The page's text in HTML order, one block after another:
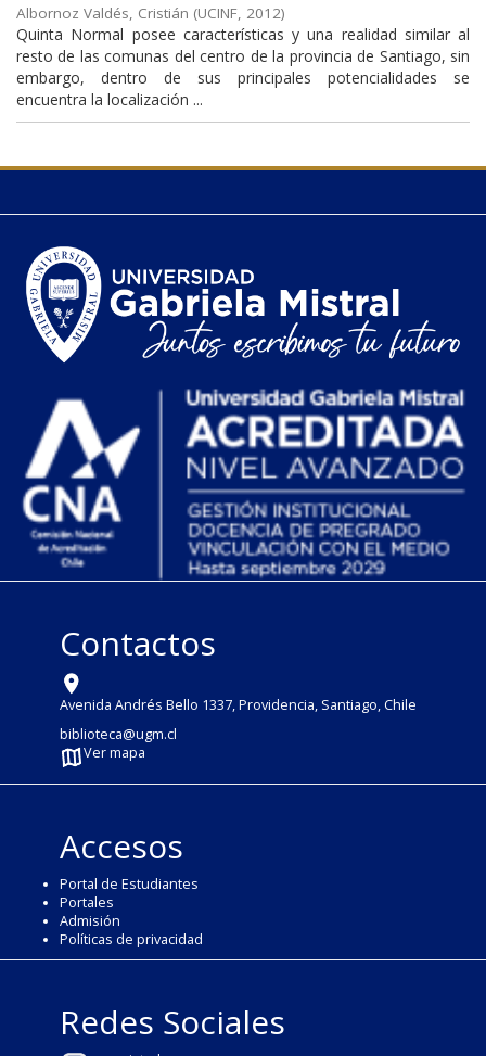
Albornoz Valdés, Cristián (UCINF, 2012)
Quinta Normal posee características y una realidad similar al
resto de las comunas del centro de la provincia de Santiago, sin
embargo, dentro de sus principales potencialidades se
encuentra la localización ...
Contactos
Avenida Andrés Bello 1337, Providencia, Santiago, Chile
biblioteca@ugm.cl
Ver mapa
Accesos
Portal de Estudiantes
Portales
Admisión
Políticas de privacidad
Redes Sociales